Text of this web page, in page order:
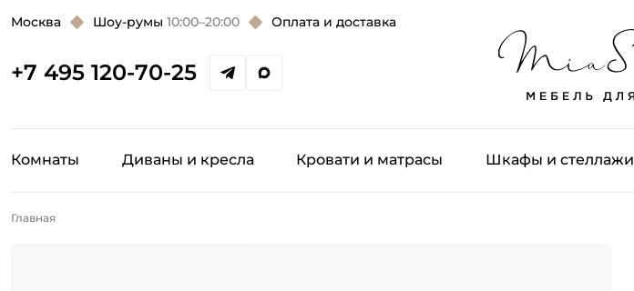
Москва Шоу-румы 10:00–20:00 Оплата и доставка
+7 495 120-70-25
Комнаты Диваны и кресла Кровати и матрасы Шкафы и стеллажи
Главная